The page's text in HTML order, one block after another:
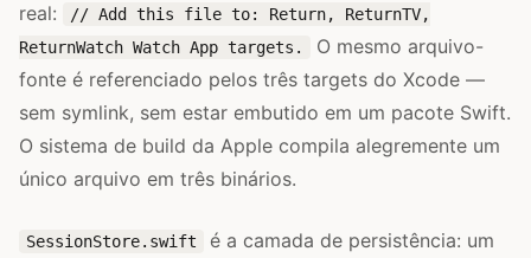
real:
// Add this file to: Return, ReturnTV,
ReturnWatch Watch App targets.
O mesmo arquivo-
fonte é referenciado pelos três targets do Xcode —
sem symlink, sem estar embutido em um pacote Swift.
O sistema de build da Apple compila alegremente um
único arquivo em três binários.
SessionStore.swift
é a camada de persistência: um